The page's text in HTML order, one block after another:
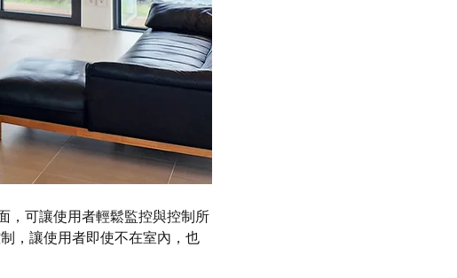
，可讓使用者輕鬆監控與控制所
，讓使用者即使不在室內，也